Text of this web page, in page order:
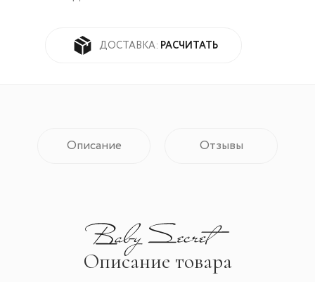
ДОСТАВКА: РАСЧИТАТЬ
Описание Отзывы
Описание товара